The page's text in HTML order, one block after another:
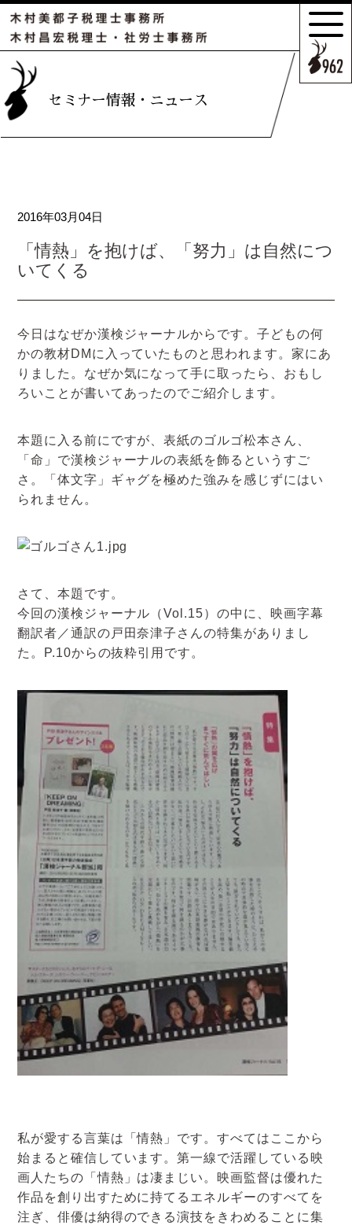
セミナー情報・ニュース
2016年03月04日
「情熱」を抱けば、「努力」は自然につ
いてくる
今日はなぜか漢検ジャーナルからです。子どもの何
かの教材DMに入っていたものと思われます。家にあ
りました。なぜか気になって手に取ったら、おもし
ろいことが書いてあったのでご紹介します。
本題に入る前にですが、表紙のゴルゴ松本さん、
「命」で漢検ジャーナルの表紙を飾るというすご
さ。「体文字」ギャグを極めた強みを感じずにはい
られません。
さて、本題です。
今回の漢検ジャーナル（Vol.15）の中に、映画字幕
翻訳者／通訳の戸田奈津子さんの特集がありまし
た。P.10からの抜粋引用です。
私が愛する言葉は「情熱」です。すべてはここから
始まると確信しています。第一線で活躍している映
画人たちの「情熱」は凄まじい。映画監督は優れた
作品を創り出すために持てるエネルギーのすべてを
注ぎ、俳優は納得のできる演技をきわめることに集
アクセスマップ